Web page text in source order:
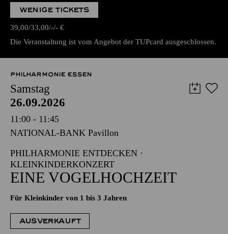
WENIGE TICKETS
39,00 33,00 - - €
Die Veranstaltung ist vom Angebot der TUPcard ausgeschlossen.
PHILHARMONIE ESSEN
Samstag
26.09.2026
11:00 - 11:45
NATIONAL-BANK Pavillon
PHILHARMONIE ENTDECKEN ·
KLEINKINDERKONZERT
EINE VOGELHOCHZEIT
Für Kleinkinder von 1 bis 3 Jahren
AUSVERKAUFT